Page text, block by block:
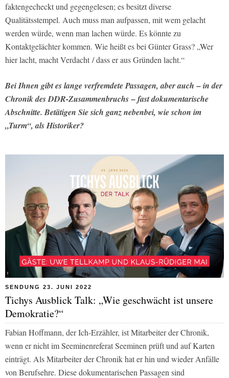
faktengecheckt und gegengelesen; es besitzt diverse
Qualitätsstempel. Auch muss man aufpassen, mit wem gelacht
werden würde, wenn man lachen würde. Es könnte zu
Kontaktgelächter kommen. Wie heißt es bei Günter Grass? „Wer
hier lacht, macht Verdacht / dass er aus Gründen lacht.“
Bei Ihnen gibt es lange verfremdete Passagen, aber auch – in der
Chronik des DDR-Zusammenbruchs – fast dokumentarische
Abschnitte. Betätigen Sie sich ganz nebenbei, wie schon im
„Turm“, als Historiker?
SENDUNG 23. JUNI 2022
Tichys Ausblick Talk: „Wie geschwächt ist unsere
Demokratie?“
Fabian Hoffmann, der Ich-Erzähler, ist Mitarbeiter der Chronik,
wenn er nicht im Seeminenreferat Seeminen prüft und auf Karten
einträgt. Als Mitarbeiter der Chronik hat er hin und wieder Anfälle
von Berufsehre. Diese dokumentarischen Passagen sind